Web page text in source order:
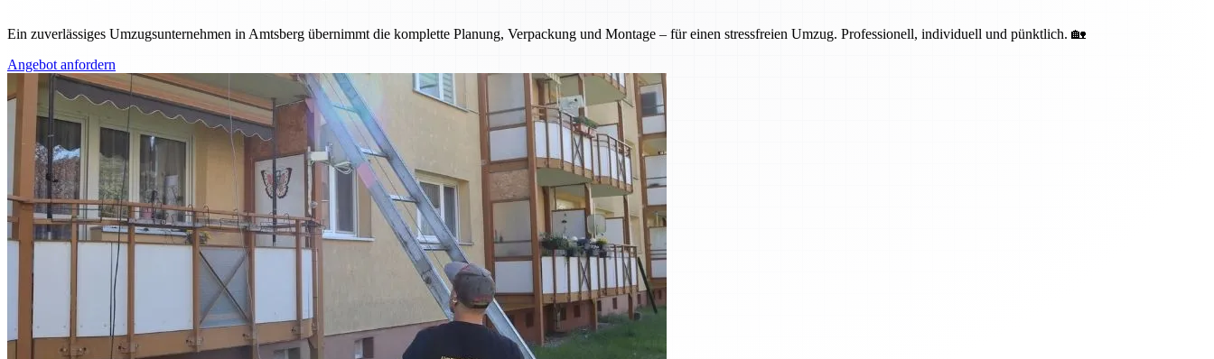
Ein zuverlässiges Umzugsunternehmen in Amtsberg übernimmt die komplette Planung, Verpackung und Montage – für einen stressfreien Umzug. Professionell, individuell und pünktlich. 🏡
Angebot anfordern